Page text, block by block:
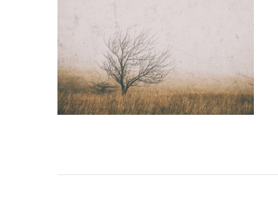
VIEW POST